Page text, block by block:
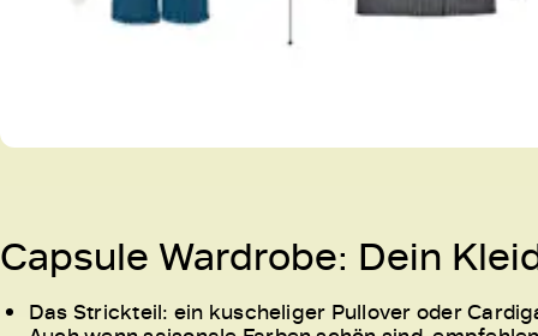
Capsule Wardrobe: Dein
Das Strickteil: ein kuscheliger Pullover oder